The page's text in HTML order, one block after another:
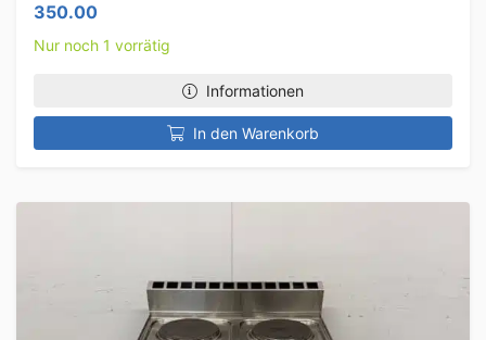
350.00
Nur noch 1 vorrätig
Informationen
In den Warenkorb